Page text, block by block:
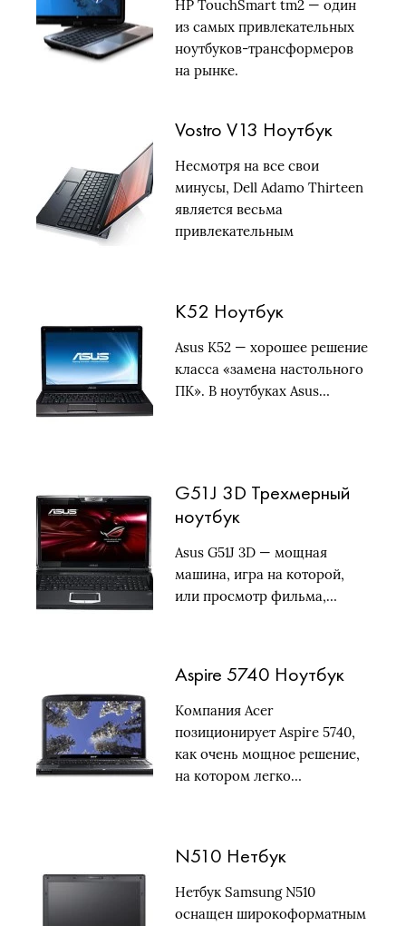
HP TouchSmart tm2 — один
из самых привлекательных
ноутбуков-трансформеров
на рынке.
Vostro V13 Ноутбук
Несмотря на все свои
минусы, Dell Adamo Thirteen
является весьма
привлекательным
K52 Ноутбук
Asus K52 — хорошее решение
класса «замена настольного
ПК». В ноутбуках Asus…
G51J 3D Трехмерный
ноутбук
Asus G51J 3D — мощная
машина, игра на которой,
или просмотр фильма,…
Aspire 5740 Ноутбук
Компания Acer
позиционирует Aspire 5740,
как очень мощное решение,
на котором легко…
N510 Нетбук
Нетбук Samsung N510
оснащен широкоформатным